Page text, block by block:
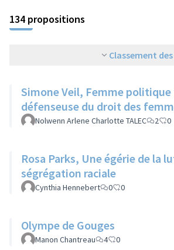
134 propositions
Classement
Simone Veil, Femme politique
défenseuse du droit des
Nolwenn Arlene Charlotte TALEC 2 0
Rosa Parks, Une égérie de la
ségrégation raciale
Cynthia Hennebert 0 0
Olympe de Gouges
Manon Chantreau 4 0